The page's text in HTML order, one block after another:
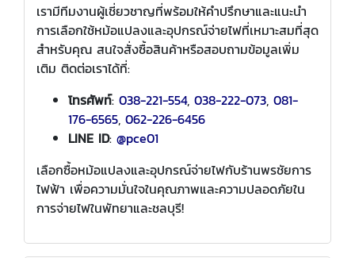
เรามีทีมงานผู้เชี่ยวชาญที่พร้อมให้คำปรึกษาและแนะนำ
การเลือกใช้หม้อแปลงและอุปกรณ์จ่ายไฟที่เหมาะสมที่สุด
สำหรับคุณ สนใจสั่งซื้อสินค้าหรือสอบถามข้อมูลเพิ่ม
เติม ติดต่อเราได้ที่:
โทรศัพท์: 038-221-554, 038-222-073, 081-
176-6565, 062-226-6456
LINE ID: @pce01
เลือกซื้อหม้อแปลงและอุปกรณ์จ่ายไฟกับร้านพรชัยการ
ไฟฟ้า เพื่อความมั่นใจในคุณภาพและความปลอดภัยใน
การจ่ายไฟในพัทยาและชลบุรี!